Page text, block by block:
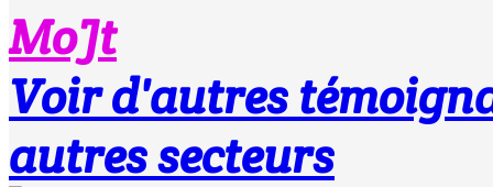
MoJt
Voir d'autres
autres secteurs